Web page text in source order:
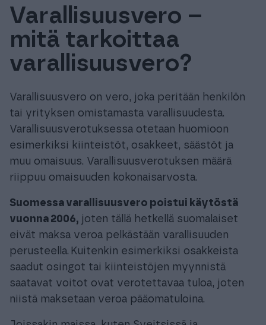
Tuki & Koulutus
Meistä & Ajankohtaista
Tilaa Procountor
Kokeile maksutta
Kirjaudu
Varallisuusvero –
mitä tarkoittaa
varallisuusvero?
Varallisuusvero on vero, joka peritään henkilön
tai yrityksen omistamasta varallisuudesta.
Varallisuusverotuksessa otetaan huomioon
esimerkiksi kiinteistöt, osakkeet, säästöt ja
muu omaisuus. Varallisuusverotuksen määrä
riippuu omaisuuden kokonaisarvosta.
Suomessa varallisuusvero poistui käytöstä
vuonna 2006, joten tällä hetkellä suomalaiset
eivät maksa veroa pelkästään varallisuuden
perusteella. Kuitenkin esimerkiksi osakkeista
saadut osingot tai kiinteistöjen myynnistä
saatavat voitot ovat verotettavaa tuloa, joten
niistä maksetaan veroa pääomatuloina.